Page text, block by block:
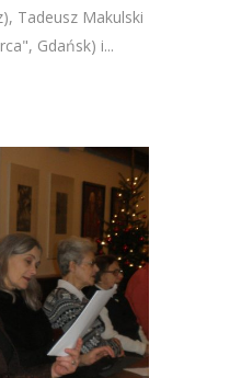
Tadeusz Makulski
Gdańsk) i...